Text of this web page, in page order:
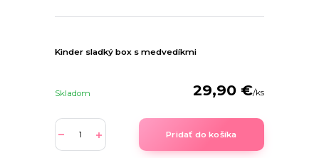
Kinder sladký box s medvedíkmi
29,90 €/ks
Skladom
Pridať do košíka